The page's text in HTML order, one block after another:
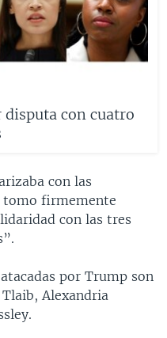
con cuatro
con las
tomo firmemente
con las tres
por Trump son
Alexandria